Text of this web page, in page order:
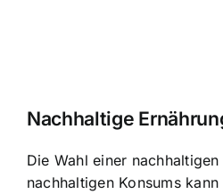
Nachhaltige
Die Wahl einer
nachhaltigen Konsums